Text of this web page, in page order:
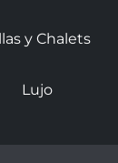
y Chalets
Lujo